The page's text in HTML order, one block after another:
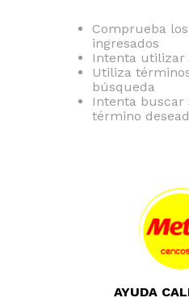
Comprueba
ingresados
Intenta utilizar
Utiliza
búsqueda
Intenta buscar
término
AYUDA